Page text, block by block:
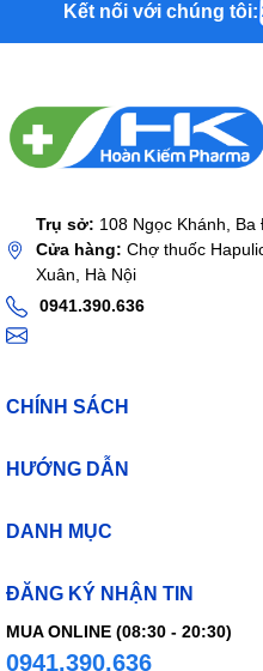
Kết nối với chúng tôi:
Trụ sở: 108 Ngọc Khánh,
Cửa hàng: Chợ thuốc
Xuân, Hà Nội
0941.390.636
CHÍNH SÁCH
HƯỚNG DẪN
DANH MỤC
ĐĂNG KÝ NHẬN TIN
MUA ONLINE (08:30 - 20:30)
0941.390.636